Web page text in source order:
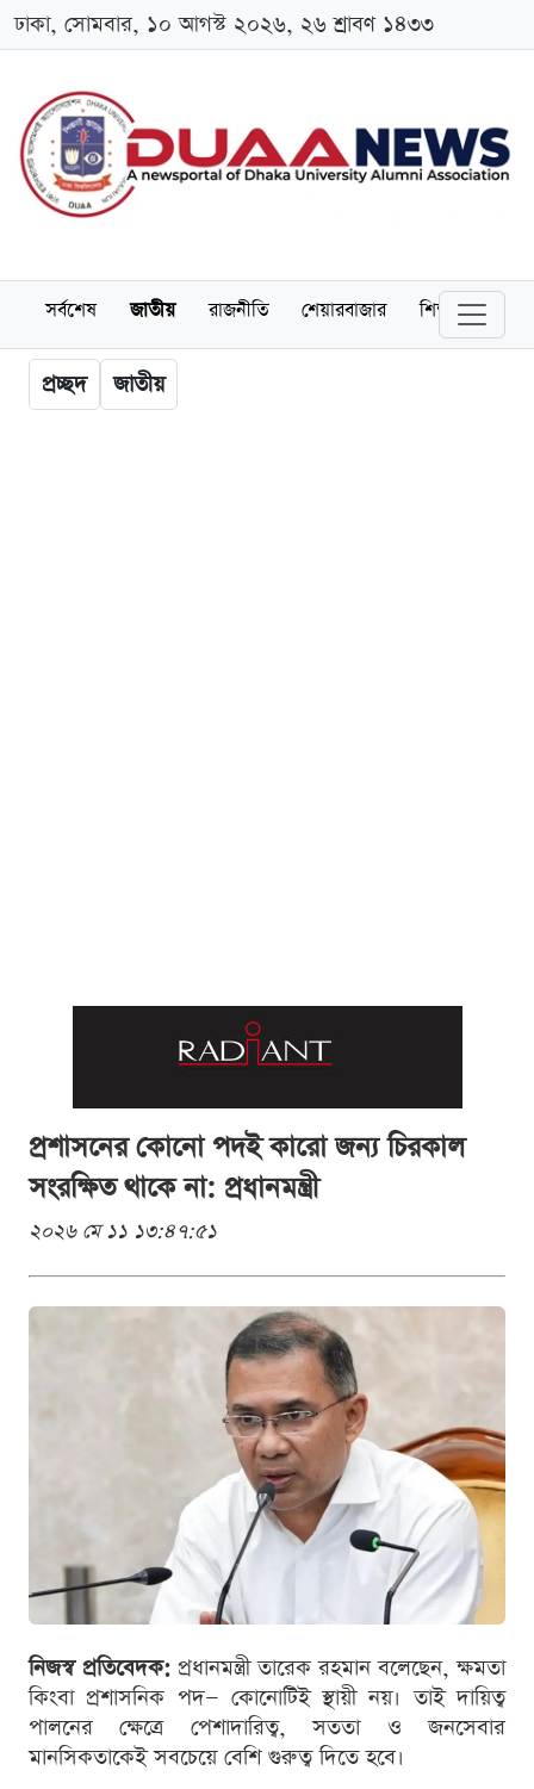
ঢাকা, সোমবার, ১০ আগস্ট ২০২৬, ২৬ শ্রাবণ ১৪৩৩
সর্বশেষ জাতীয় রাজনীতি শেয়ারবাজার শিক্ষা
প্রচ্ছদ জাতীয়
প্রশাসনের কোনো পদই কারো জন্য চিরকাল
সংরক্ষিত থাকে না: প্রধানমন্ত্রী
২০২৬ মে ১১ ১৩:৪৭:৫১
নিজস্ব প্রতিবেদক: প্রধানমন্ত্রী তারেক রহমান বলেছেন, ক্ষমতা
কিংবা প্রশাসনিক পদ— কোনোটিই স্থায়ী নয়। তাই দায়িত্ব
পালনের ক্ষেত্রে পেশাদারিত্ব, সততা ও জনসেবার
মানসিকতাকেই সবচেয়ে বেশি গুরুত্ব দিতে হবে।